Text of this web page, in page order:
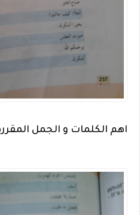
اهم الكلمات و الجمل